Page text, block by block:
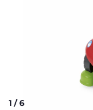
1 /6